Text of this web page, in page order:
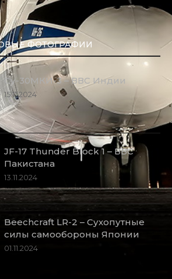
ФОТОГРАФИИ
Су-30МКИ-3 – ВВС Индии
15.11.2024
JF-17 Thunder Block 1 – ВВС
Пакистана
13.11.2024
Beechcraft LR-2 – Сухопутные
силы самообороны Японии
01.11.2024